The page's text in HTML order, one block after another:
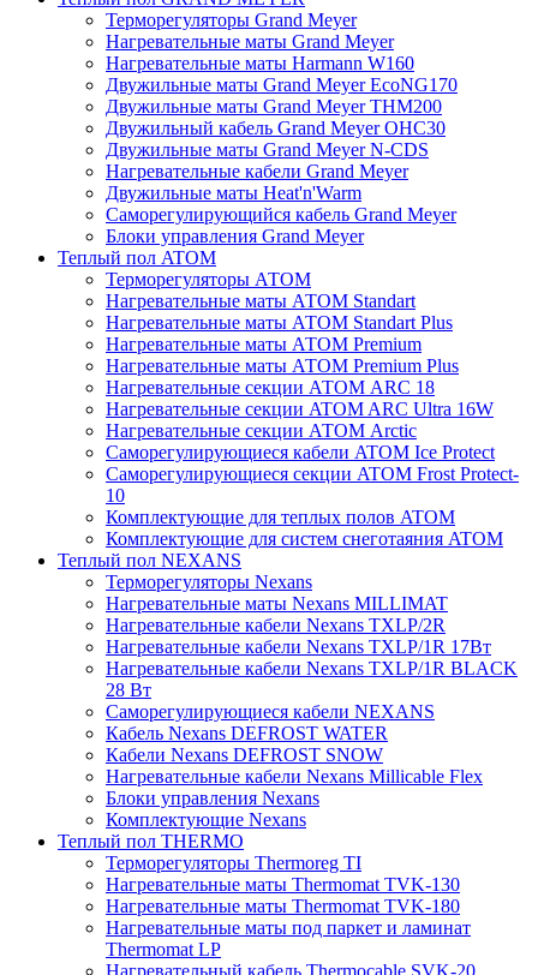
Терморегуляторы Grand Meyer
Нагревательные маты Grand Meyer
Нагревательные маты Harmann W160
Двужильные маты Grand Meyer EcoNG170
Двужильные маты Grand Meyer THM200
Двужильный кабель Grand Meyer OHC30
Двужильные маты Grand Meyer N-CDS
Нагревательные кабели Grand Meyer
Двужильные маты Heat'n'Warm
Саморегулирующийся кабель Grand Meyer
Блоки управления Grand Meyer
Теплый пол ATOM
Терморегуляторы АТОМ
Нагревательные маты АТОМ Standart
Нагревательные маты АТОМ Standart Plus
Нагревательные маты АТОМ Premium
Нагревательные маты АТОМ Premium Plus
Нагревательные секции АТОМ ARC 18
Нагревательные секции ATOM ARC Ultra 16W
Нагревательные секции АТОМ Arctic
Саморегулирующиеся кабели ATOM Ice Protect
Саморегулирующиеся секции ATOM Frost Protect-
10
Комплектующие для теплых полов ATOM
Комплектующие для систем снеготаяния ATOM
Теплый пол NEXANS
Терморегуляторы Nexans
Нагревательные маты Nexans MILLIMAT
Нагревательные кабели Nexans TXLP/2R
Нагревательные кабели Nexans TXLP/1R 17Вт
Нагревательные кабели Nexans TXLP/1R BLACK
28 Вт
Саморегулирующиеся кабели NEXANS
Кабель Nexans DEFROST WATER
Кабели Nexans DEFROST SNOW
Нагревательные кабели Nexans Millicable Flex
Блоки управления Nexans
Комплектующие Nexans
Теплый пол THERMO
Терморегуляторы Thermoreg TI
Нагревательные маты Thermomat TVK-130
Нагревательные маты Thermomat TVK-180
Нагревательные маты под паркет и ламинат
Thermomat LP
Нагревательный кабель Thermocable SVK-20